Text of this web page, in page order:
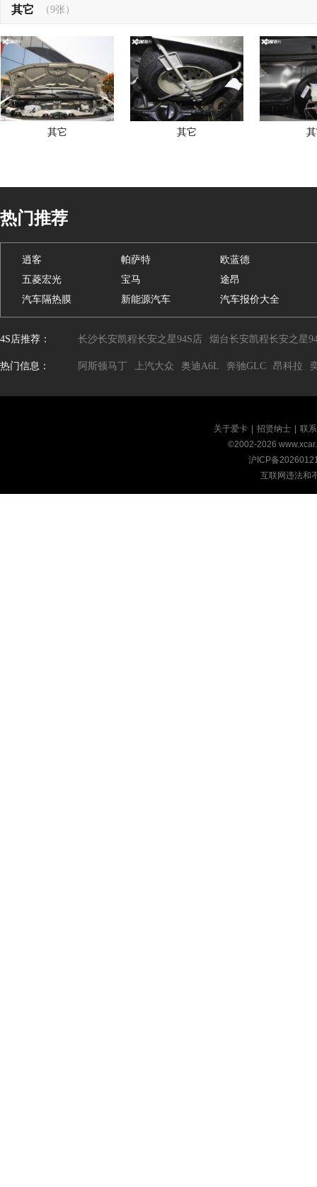
其它 （9张）
其它 其它
热门推荐
逍客 帕萨特
欧蓝德
五菱宏光
宝马
途昂
汽车隔热膜
新能源汽车 汽车报价大全
4S店推荐： 长沙长安凯程长安之星94S店 烟台长安凯程长安之星
热门信息： 阿斯顿马丁 上汽大众 奥迪A6L 奔驰GLC 昂科拉
关于爱卡 招贤纳士
联
©2002-2026
沪ICP备
互联网违法和